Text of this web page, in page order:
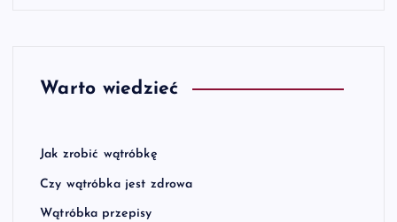
Warto wiedzieć
Jak zrobić wątróbkę
Czy wątróbka jest zdrowa
Wątróbka przepisy